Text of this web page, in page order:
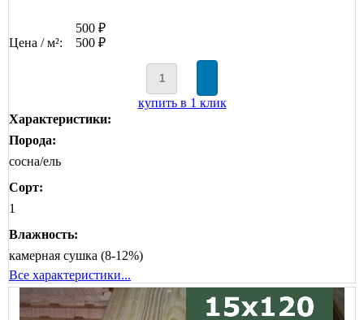
500 ₽
Цена / м²:
500 ₽
купить в 1 клик
Характеристики:
Порода:
сосна/ель
Сорт:
1
Влажность:
камерная сушка (8-12%)
Все характеристики...